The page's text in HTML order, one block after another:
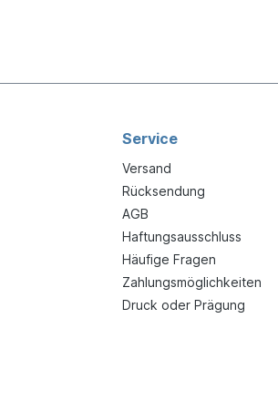
Service
Versand
Rücksendung
AGB
Haftungsausschluss
Häufige Fragen
Zahlungsmöglichkeiten
Druck oder Prägung